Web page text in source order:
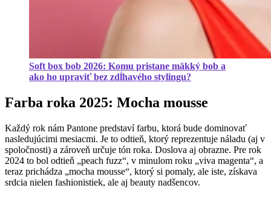
Soft box bob 2026: Komu pristane mäkký bob a
ako ho upraviť bez zdĺhavého stylingu?
Farba roka 2025: Mocha mousse
Každý rok nám Pantone predstaví farbu, ktorá bude dominovať
nasledujúcimi mesiacmi. Je to odtieň, ktorý reprezentuje náladu (aj v
spoločnosti) a zároveň určuje tón roka. Doslova aj obrazne. Pre rok
2024 to bol odtieň „peach fuzz“, v minulom roku „viva magenta“, a
teraz prichádza „mocha mousse“, ktorý si pomaly, ale iste, získava
srdcia nielen fashionistiek, ale aj beauty nadšencov.